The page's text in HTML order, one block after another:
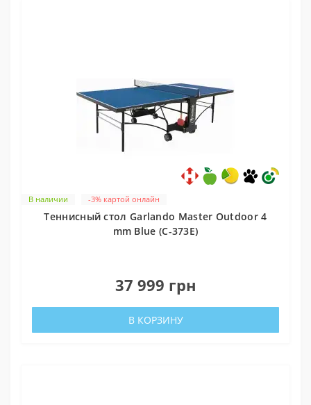
В наличии -3% картой онлайн
Теннисный стол Garlando Master Outdoor 4
mm Blue (C-373E)
37 999 грн
В КОРЗИНУ